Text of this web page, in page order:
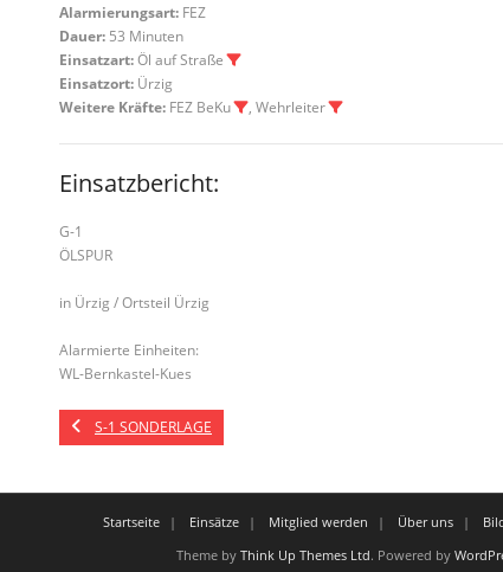
Alarmierungsart: FEZ
Dauer: 53 Minuten
Einsatzart:Öl auf Straße
Einsatzort: Ürzig
Weitere Kräfte: FEZ BeKu , Wehrleiter
Einsatzbericht:
G-1
ÖLSPUR
in Ürzig / Ortsteil Ürzig
Alarmierte Einheiten:
WL-Bernkastel-Kues
S-1 SONDERLAGE
Startseite Einsätze Mitglied werden Über uns
Theme by Think Up Themes Ltd. Powered by